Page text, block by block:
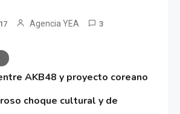
Agencia YEA 3
AKB48 y proyecto coreano
choque cultural y de